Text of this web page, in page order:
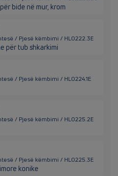
bide në mur, krom
/ Pjesë këmbimi / HL0222.3E
për tub shkarkimi
/ Pjesë këmbimi / HL0224.1E
/ Pjesë këmbimi / HL0225.2E
/ Pjesë këmbimi / HL0225.3E
konike